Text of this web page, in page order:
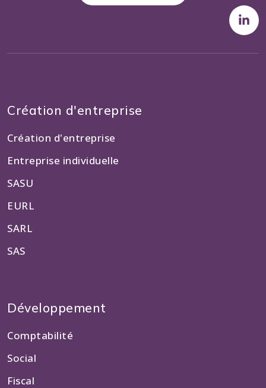
Création d'entreprise
Création d'entreprise
Entreprise individuelle
SASU
EURL
SARL
SAS
Développement
Comptabilité
Social
Fiscal